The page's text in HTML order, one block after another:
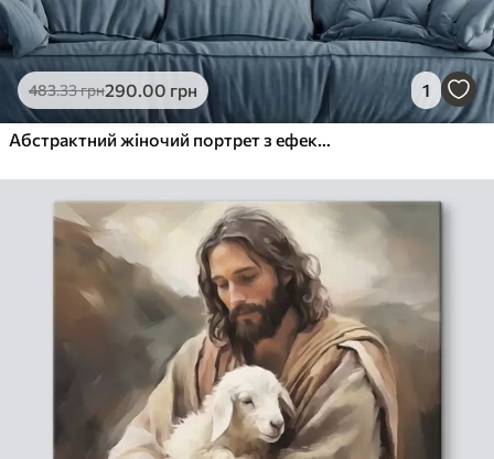
483.33грн290.00 грн 1
Абстрактний жіночий портрет з ефектом глюку та текстурами